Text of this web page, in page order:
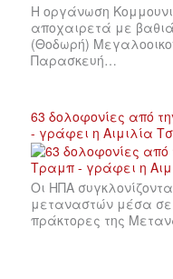
Η οργάνωση
αποχαιρετά με
(Θοδωρή)
Παρασκευή…
63 δολοφονίες από
- γράφει η Αιμιλία
Οι ΗΠΑ
μεταναστών μέσα
πράκτορες της